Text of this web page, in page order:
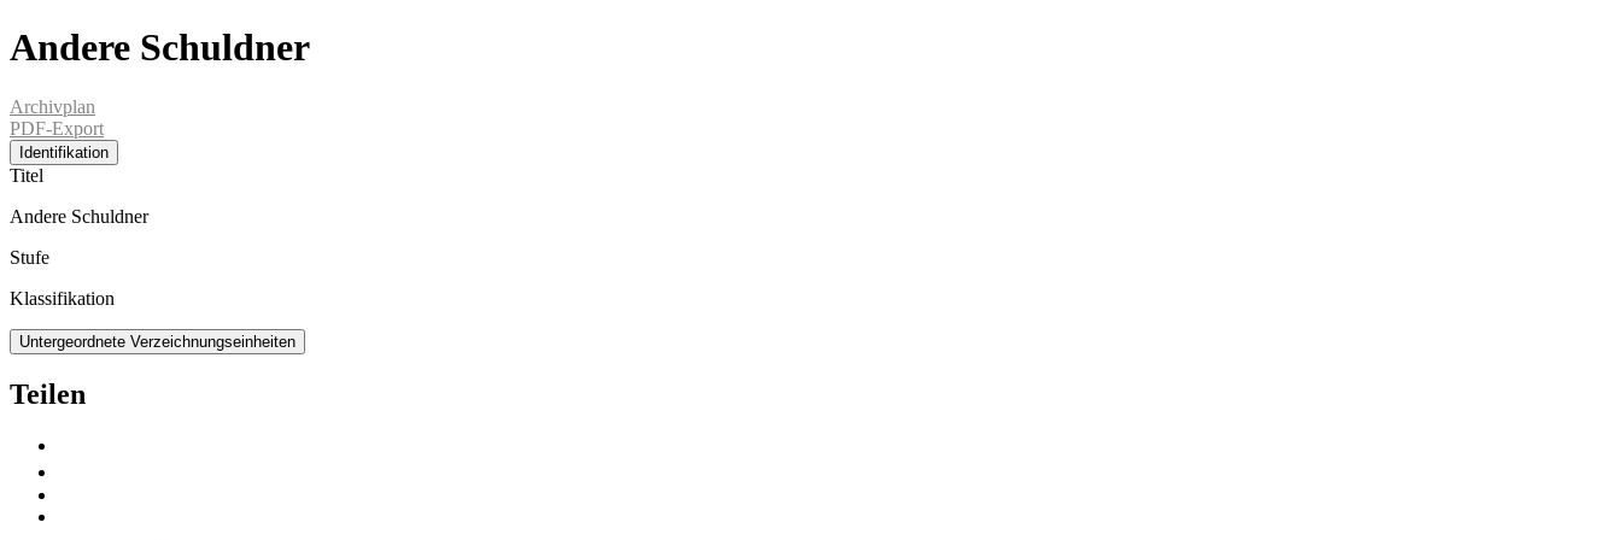
Andere Schuldner
Archivplan
PDF-Export
Identifikation
Titel
Andere Schuldner
Stufe
Klassifikation
Untergeordnete Verzeichnungseinheiten
Teilen